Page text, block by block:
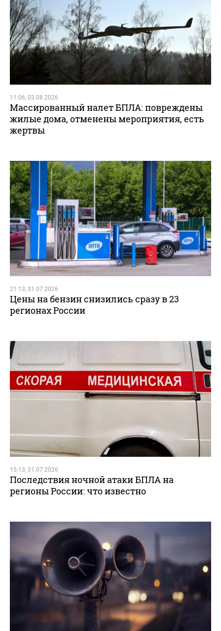
11:06, 03.08.2026
Массированный налет БПЛА: повреждены
жилые дома, отменены мероприятия, есть
жертвы
21:13, 31.07.2026
Цены на бензин снизились сразу в 23
регионах России
15:13, 31.07.2026
Последствия ночной атаки БПЛА на
регионы России: что известно